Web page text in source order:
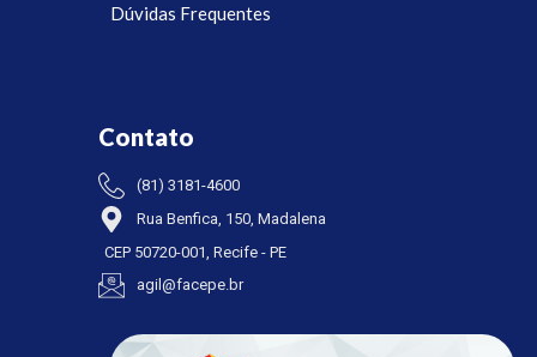
Dúvidas Frequentes
Contato
(81) 3181-4600
Rua Benfica, 150, Madalena
CEP 50720-001, Recife - PE
agil@facepe.br